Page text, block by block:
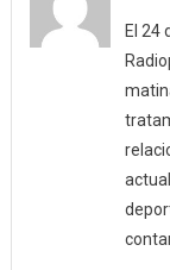
El 24